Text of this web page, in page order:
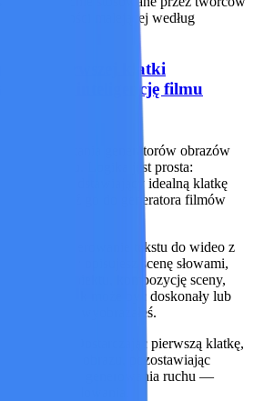
w kolejności malejącej według
dla pierwszej klatki
sztuczną inteligencję filmu
wykorzystania generatorów obrazów
2026 roku. Logika jest prosta:
obraz przedstawiający idealną klatkę
wprowadź go do generatora filmów
generowanie tekstu do wideo z
Kiedy opisujesz scenę słowami,
wygląd obiektu, kompozycję sceny,
– wynik może być doskonały lub
co sobie wyobrażałeś.
zależność. Dostarczając pierwszą klatkę,
wizualne obrazu, pozostawiając
zadanie generowania ruchu —
do kontrolowania.